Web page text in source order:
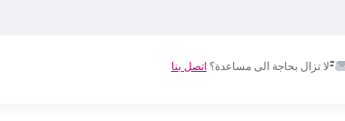
لا تزال بحاجة الى مساعدة؟ اتصل بنا